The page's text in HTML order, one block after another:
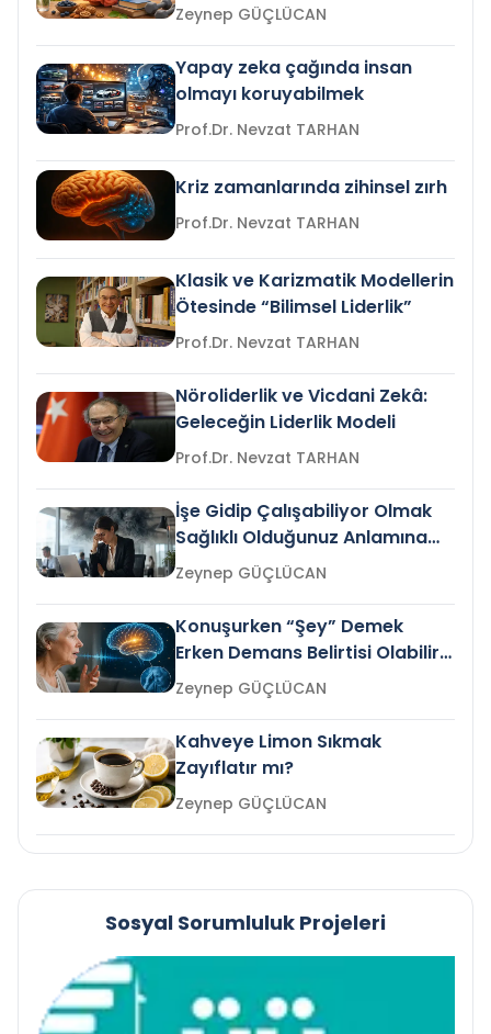
Zeynep GÜÇLÜCAN
Yapay zeka çağında insan
olmayı koruyabilmek
Prof.Dr. Nevzat TARHAN
Kriz zamanlarında zihinsel zırh
Prof.Dr. Nevzat TARHAN
Klasik ve Karizmatik Modellerin
Ötesinde “Bilimsel Liderlik”
Prof.Dr. Nevzat TARHAN
Nöroliderlik ve Vicdani Zekâ:
Geleceğin Liderlik Modeli
Prof.Dr. Nevzat TARHAN
İşe Gidip Çalışabiliyor Olmak
Sağlıklı Olduğunuz Anlamına
Gelir mi?Zeynep GÜÇLÜCAN
Konuşurken “Şey” Demek
Erken Demans Belirtisi Olabilir
mi?
Zeynep GÜÇLÜCAN
Kahveye Limon Sıkmak
Zayıflatır mı?
Zeynep GÜÇLÜCAN
Sosyal Sorumluluk Projeleri